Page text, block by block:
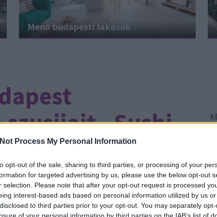
Process My Personal Information
opt-out of the sale, sharing to third parties, or processing of your
for targeted advertising by us, please use the below opt-out
selection. Please note that after your opt-out request is processed
interest-based ads based on personal information utilized by us
to third parties prior to your opt-out. You may separately
Menő budapesti lakások
- Sushi
CÍMKÉK: JAPÁN GASZTRO AUTENTIKUS
hogy megpróbáltam Budapest komolyan